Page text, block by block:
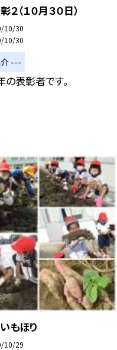
（１０月３０日）
10/30
10/30
---
の表彰者です。
いもほり
10/29